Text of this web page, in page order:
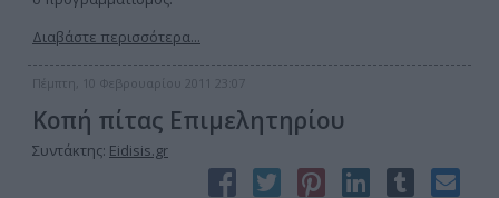
Διαβάστε περισσότερα...
Πέμπτη, 10 Φεβρουαρίου 2011 23:07
Κοπή πίτας Επιμελητηρίου
Συντάκτης: Eidisis.gr